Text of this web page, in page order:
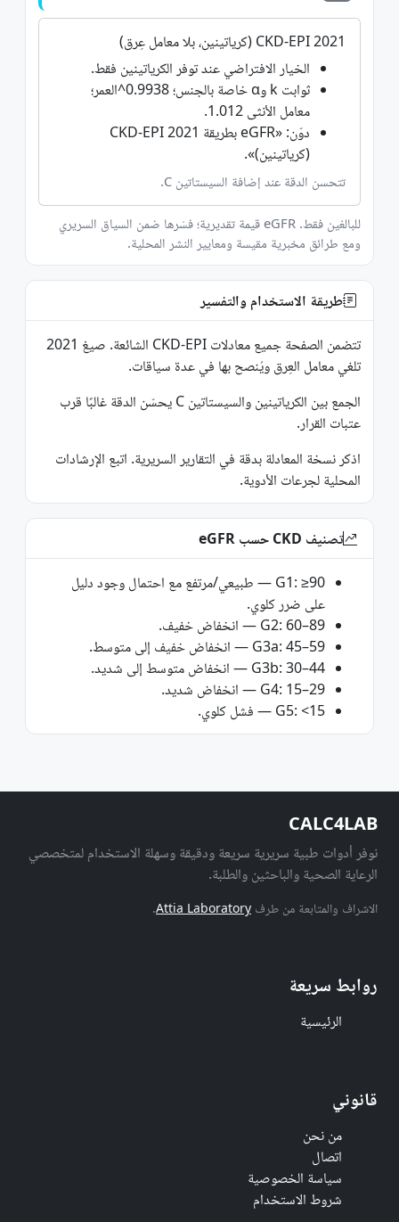
CKD-EPI 2021 (كرياتينين، بلا معامل عِرق)
الخيار الافتراضي عند توفر الكرياتينين فقط.
ثوابت k وα خاصة بالجنس؛ ‎0.9938^العمر؛
معامل الأنثى 1.012.
دوّن: «eGFR بطريقة CKD-EPI 2021
(كرياتينين)».
تتحسن الدقة عند إضافة السيستاتين C.
للبالغين فقط. eGFR قيمة تقديرية؛ فسّرها ضمن السياق السريري
ومع طرائق مخبرية مقيسة ومعايير النشر المحلية.
طريقة الاستخدام والتفسير
تتضمن الصفحة جميع معادلات CKD-EPI الشائعة. صيغ 2021
تلغي معامل العِرق ويُنصح بها في عدة سياقات.
الجمع بين الكرياتينين والسيستاتين C يحسّن الدقة غالبًا قرب
عتبات القرار.
اذكر نسخة المعادلة بدقة في التقارير السريرية. اتبع الإرشادات
المحلية لجرعات الأدوية.
تصنيف CKD حسب eGFR
G1: ≥90 — طبيعي/مرتفع مع احتمال وجود دليل
على ضرر كلوي.
G2: 60–89 — انخفاض خفيف.
G3a: 45–59 — انخفاض خفيف إلى متوسط.
G3b: 30–44 — انخفاض متوسط إلى شديد.
G4: 15–29 — انخفاض شديد.
G5: <15 — فشل كلوي.
CALC4LAB
نوفر أدوات طبية سريرية سريعة ودقيقة وسهلة الاستخدام لمتخصصي
الرعاية الصحية والباحثين والطلبة.
الاشراف والمتابعة من طرف Attia Laboratory
.
روابط سريعة
الرئيسية
قانوني
من نحن
اتصال
سياسة الخصوصية
شروط الاستخدام